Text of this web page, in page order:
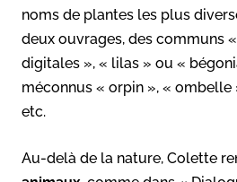
noms de plantes les plus
deux ouvrages, des communs
digitales », « lilas » ou «
méconnus « orpin », «
etc.
Au-delà de la nature, Colette